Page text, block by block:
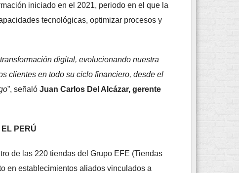
iniciado en el 2021, periodo en el que la
tecnológicas, optimizar procesos y
digital, evolucionando nuestra
clientes en todo su ciclo financiero, desde el
”, señaló Juan Carlos Del Alcázar, gerente
PERÚ
de las 220 tiendas del Grupo EFE (Tiendas
en establecimientos aliados vinculados a